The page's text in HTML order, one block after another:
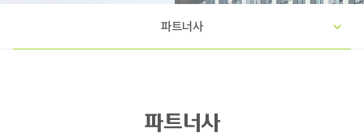
파트너사
파트너사